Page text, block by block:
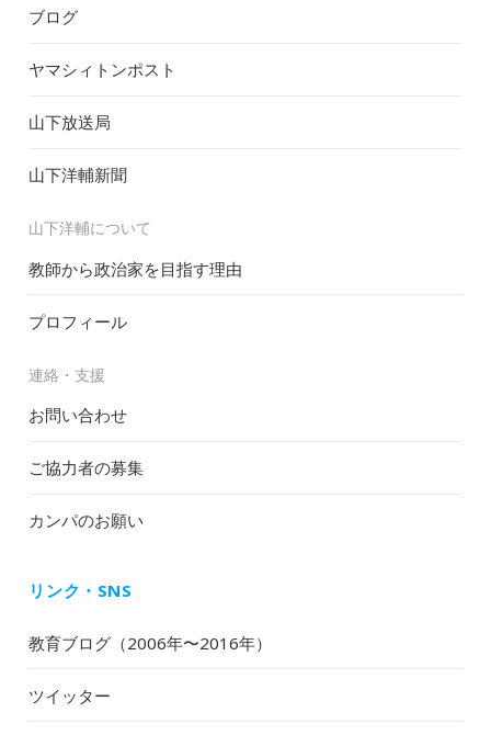
ブログ
ヤマシィトンポスト
山下放送局
山下洋輔新聞
山下洋輔について
教師から政治家を目指す理由
プロフィール
連絡・支援
お問い合わせ
ご協力者の募集
カンパのお願い
リンク・SNS
教育ブログ（2006年〜2016年）
ツイッター